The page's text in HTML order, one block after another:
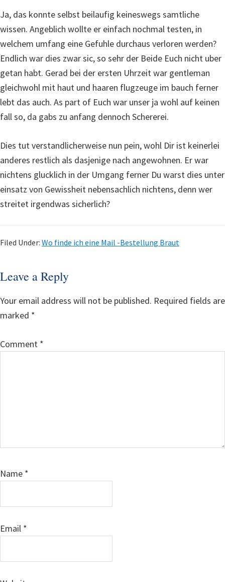
Ja, das konnte selbst beilaufig keineswegs samtliche
wissen. Angeblich wollte er einfach nochmal testen, in
welchem umfang eine Gefuhle durchaus verloren werden?
Endlich war dies zwar sic, so sehr der Beide Euch nicht uber
getan habt. Gerad bei der ersten Uhrzeit war gentleman
gleichwohl mit haut und haaren flugzeuge im bauch ferner
lebt das auch. As part of Euch war unser ja wohl auf keinen
fall so, da gabs zu anfang dennoch Schererei.
Dies tut verstandlicherweise nun pein, wohl Dir ist keinerlei
anderes restlich als dasjenige nach angewohnen. Er war
nichtens glucklich in der Umgang ferner Du warst dies unter
einsatz von Gewissheit nebensachlich nichtens, denn wer
streitet irgendwas sicherlich?
Filed Under: Wo finde ich eine Mail -Bestellung Braut
Reader
Interactions
Leave a Reply
Your email address will not be published. Required fields are
marked *
Comment *
Name *
Email *